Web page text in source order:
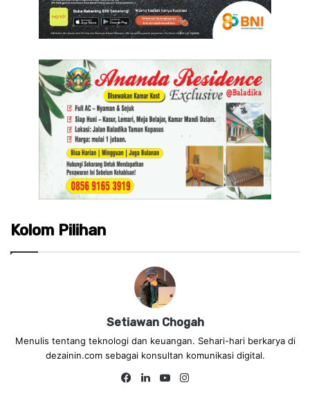
Kolom Pilihan
Setiawan Chogah
Menulis tentang teknologi dan keuangan. Sehari-hari berkarya di
dezainin.com sebagai konsultan komunikasi digital.
Fa
Lin
Yo